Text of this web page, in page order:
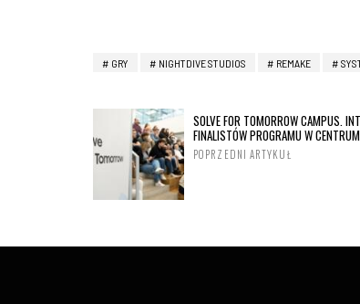
GRY NIGHTDIVE STUDIOS REMAKE
SOLVE FOR TOMORROW CAMPUS.
FINALISTÓW PROGRAMU W
POPRZEDNI ARTYKUŁ